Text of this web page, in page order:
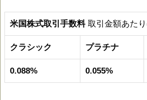
米国株式取引手数料取引金額あた
クラシック プラチナ
0.088% 0.055%